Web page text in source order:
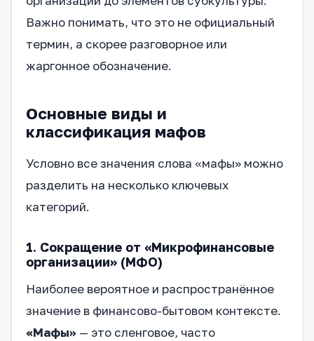
Важно понимать, что это не официальный
термин, а скорее разговорное или
жаргонное обозначение.
Основные виды и
классификация мафов
Условно все значения слова «мафы» можно
разделить на несколько ключевых
категорий.
1. Сокращение от «Микрофинансовые
организации» (МФО)
Наиболее вероятное и распространённое
значение в финансово-бытовом контексте.
«Мафы» — это сленговое, часто